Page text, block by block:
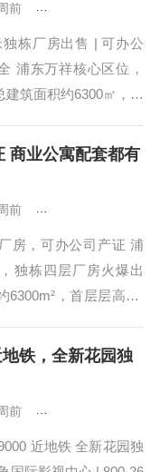
...
前
独栋厂房出售 | 可办公
浦东万祥核心区位，
建筑面积约6300㎡，售
生产或仓储，二至四
...
商业公寓配套都有
前
房，可办公司产证 浦
独栋四层厂房火爆出
，首层层高7.5
单价仅7777.78元/m²，
铁，全新花园独
前
近地铁 全新花园独